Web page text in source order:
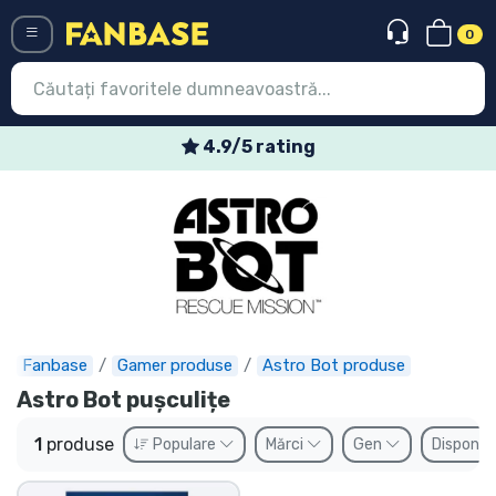
0
4.9/5 rating
Fanbase Gamer produse Astro Bot produse
Astro Bot pușculițe
1 produse Populare Mărci Gen
Conectați-vă
Expres
Precomenzi
Outlet produse